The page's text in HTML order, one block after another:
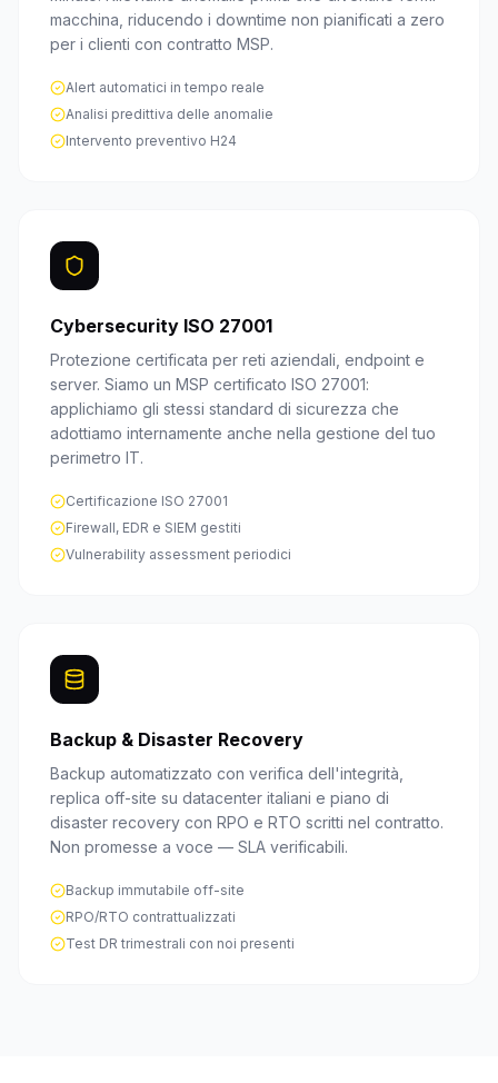
macchina, riducendo i downtime non pianificati a zero
per i clienti con contratto MSP.
Alert automatici in tempo reale
Analisi predittiva delle anomalie
Intervento preventivo H24
Cybersecurity ISO 27001
Protezione certificata per reti aziendali, endpoint e
server. Siamo un MSP certificato ISO 27001:
applichiamo gli stessi standard di sicurezza che
adottiamo internamente anche nella gestione del tuo
perimetro IT.
Certificazione ISO 27001
Firewall, EDR e SIEM gestiti
Vulnerability assessment periodici
Backup & Disaster Recovery
Backup automatizzato con verifica dell'integrità,
replica off-site su datacenter italiani e piano di
disaster recovery con RPO e RTO scritti nel contratto.
Non promesse a voce — SLA verificabili.
Backup immutabile off-site
RPO/RTO contrattualizzati
Test DR trimestrali con noi presenti